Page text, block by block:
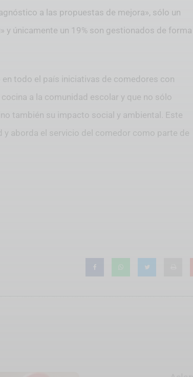
a las propuestas de mejora», sólo un
y únicamente un 19% son gestionados de forma
todo el país iniciativas de comedores con
a la comunidad escolar y que no sólo
también su impacto social y ambiental. Este
aborda el servicio del comedor como parte de